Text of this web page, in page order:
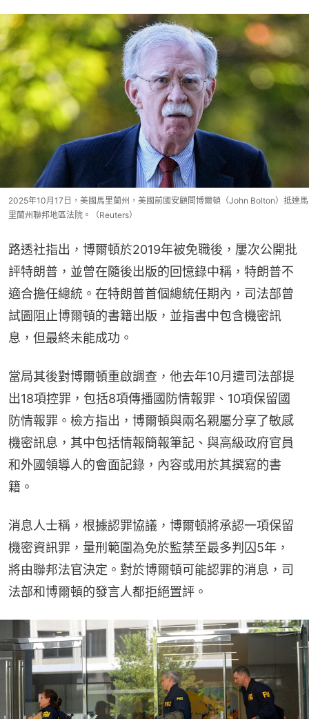
2025年10月17日，美國馬里蘭州，美國前國安顧問博爾頓（John Bolton）抵達馬
里蘭州聯邦地區法院。（Reuters）
路透社指出，博爾頓於2019年被免職後，屢次公開批
評特朗普，並曾在隨後出版的回憶錄中稱，特朗普不
適合擔任總統。在特朗普首個總統任期內，司法部曾
試圖阻止博爾頓的書籍出版，並指書中包含機密訊
息，但最終未能成功。
當局其後對博爾頓重啟調查，他去年10月遭司法部提
出18項控罪，包括8項傳播國防情報罪、10項保留國
防情報罪。檢方指出，博爾頓與兩名親屬分享了敏感
機密訊息，其中包括情報簡報筆記、與高級政府官員
和外國領導人的會面記錄，內容或用於其撰寫的書
籍。
消息人士稱，根據認罪協議，博爾頓將承認一項保留
機密資訊罪，量刑範圍為免於監禁至最多判囚5年，
將由聯邦法官決定。對於博爾頓可能認罪的消息，司
法部和博爾頓的發言人都拒絕置評。